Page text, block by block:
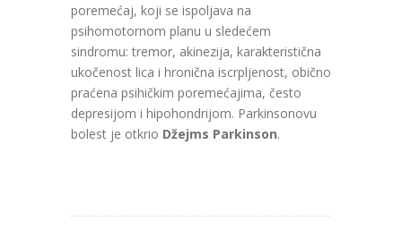
poremećaj, koji se ispoljava na
psihomotornom planu u sledećem
sindromu: tremor, akinezija, karakteristična
ukočenost lica i hronična iscrpljenost, obično
praćena psihičkim poremećajima, često
depresijom i hipohondrijom. Parkinsonovu
bolest je otkrio Džejms Parkinson.